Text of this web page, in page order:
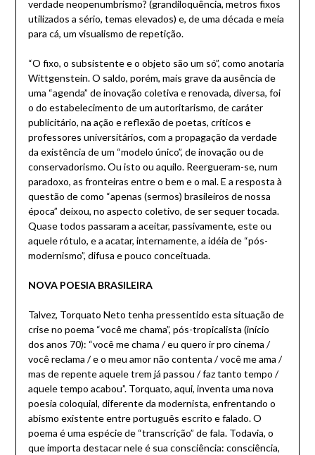
verdade neopenumbrismo? (grandiloquência, metros fixos
utilizados a sério, temas elevados) e, de uma década e meia
para cá, um visualismo de repetição.
“O fixo, o subsistente e o objeto são um só”, como anotaria
Wittgenstein. O saldo, porém, mais grave da ausência de
uma “agenda” de inovação coletiva e renovada, diversa, foi
o do estabelecimento de um autoritarismo, de caráter
publicitário, na ação e reflexão de poetas, críticos e
professores universitários, com a propagação da verdade
da existência de um “modelo único”, de inovação ou de
conservadorismo. Ou isto ou aquilo. Reergueram-se, num
paradoxo, as fronteiras entre o bem e o mal. E a resposta à
questão de como “apenas (sermos) brasileiros de nossa
época” deixou, no aspecto coletivo, de ser sequer tocada.
Quase todos passaram a aceitar, passivamente, este ou
aquele rótulo, e a acatar, internamente, a idéia de “pós-
modernismo”, difusa e pouco conceituada.
NOVA POESIA BRASILEIRA
Talvez, Torquato Neto tenha pressentido esta situação de
crise no poema “você me chama”, pós-tropicalista (início
dos anos 70): “você me chama / eu quero ir pro cinema /
você reclama / e o meu amor não contenta / você me ama /
mas de repente aquele trem já passou / faz tanto tempo /
aquele tempo acabou”. Torquato, aqui, inventa uma nova
poesia coloquial, diferente da modernista, enfrentando o
abismo existente entre português escrito e falado. O
poema é uma espécie de “transcrição” de fala. Todavia, o
que importa destacar nele é sua consciência: consciência,